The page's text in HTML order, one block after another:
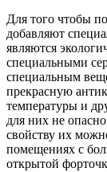
Для того чтобы
добавляют
являются
специальными
специальным
прекрасную
температуры и
для них не
свойству их
помещениях с
открытой